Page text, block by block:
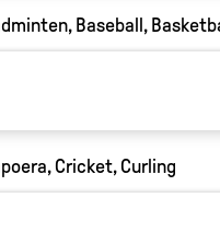
Baseball,
Cricket, Curling